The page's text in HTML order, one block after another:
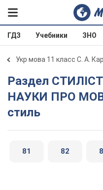
ГДЗ Учебники ЗНО
Укр мова 11 класс С. А.
Раздел СТИЛІСТИКА ЯК РОЗДІЛ
НАУКИ ПРО
стиль
81 82